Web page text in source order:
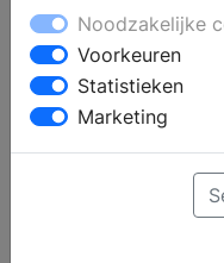
kunt u bij een
inspiratie en
u de mogelijkheid
bezichtigen, of het nu
gashaard, een
cv houthaard. Zo
past bij uw woning,
Open haarden
Noodzakelijke
Voorkeuren
Statistieken
Marketing